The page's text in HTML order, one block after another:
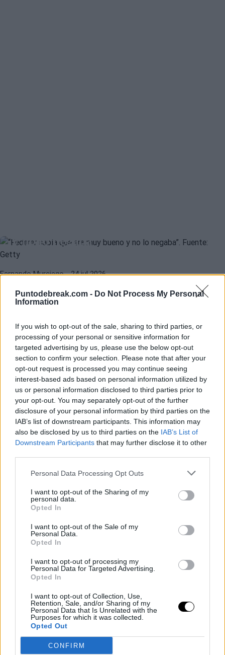
Puntodebreak.com - Do Not Process My Personal
Information
If you wish to opt-out of the sale, sharing to third parties, or
processing of your personal or sensitive information for
targeted advertising by us, please use the below opt-out
section to confirm your selection. Please note that after your
opt-out request is processed you may continue seeing
interest-based ads based on personal information utilized by
us or personal information disclosed to third parties prior to
your opt-out. You may separately opt-out of the further
disclosure of your personal information by third parties on the
IAB’s list of downstream participants. This information may
also be disclosed by us to third parties on the IAB’s List of
Downstream Participants that may further disclose it to other
Personal Data Processing Opt Outs
I want to opt-out of the Sharing of my
personal data.
Opted In
I want to opt-out of the Sale of my
Personal Data.
Opted In
I want to opt-out of processing my
Personal Data for Targeted Advertising.
Opted In
I want to opt-out of Collection, Use,
Retention, Sale, and/or Sharing of my
Personal Data that Is Unrelated with the
Purposes for which it was collected.
Opted Out
CONFIRM
y no lo negaba”
Fernando Murciego- 24 jul 2026
Mary Carillo y Andy Roddick recordaron la figura de Roger Federer
en el podcast del ex Nº1 mundial, donde destacaron su talento, su
Federer disfruta visitando el nuevo
museo de Nadal
Diego Jiménez Rubio- 23 jul 2026
ROGER FEDERERRAFAEL NADAL
del golf en Mallorca
Diego Jiménez Rubio
Khachanov desvela que Federer le